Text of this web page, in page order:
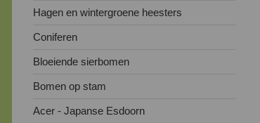
Hagen en wintergroene heesters
Coniferen
Bloeiende sierbomen
Bomen op stam
Acer - Japanse Esdoorn